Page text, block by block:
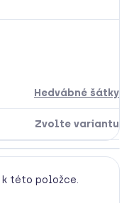
Hedvábné šátky
Zvolte variantu
k této položce.